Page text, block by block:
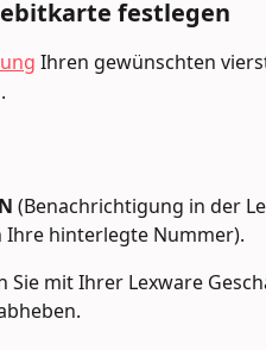
festlegen
Ihren gewünschten
.
(Benachrichtigung in der
Ihre hinterlegte Nummer).
Sie mit Ihrer Lexware